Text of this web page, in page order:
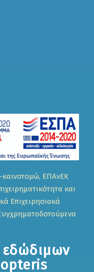
ΕΠΑνΕΚ
και
Επιχειρησιακά
εδώδιμων